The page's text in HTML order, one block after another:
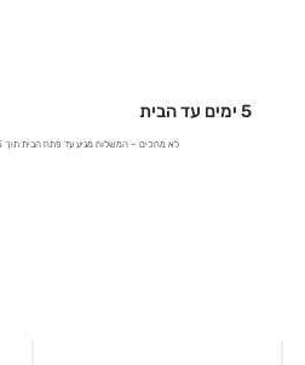
5 ימים עד הבית
לא מחכים – המשלוח מגיע עד פתח הבית תוך 5 ימים בלבד!